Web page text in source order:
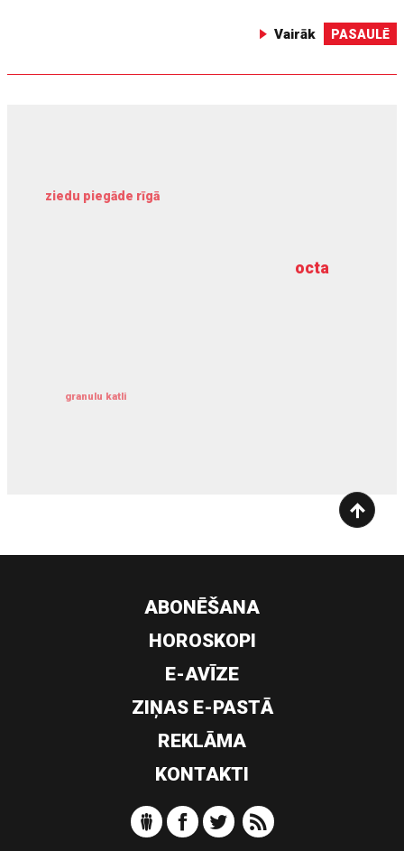
Vairāk PASAULĒ
octa
ziedu piegāde rīgā
granulu katli
dziļurbums
ABONĒŠANA
HOROSKOPI
E-AVĪZE
ZIŅAS E-PASTĀ
REKLĀMA
KONTAKTI